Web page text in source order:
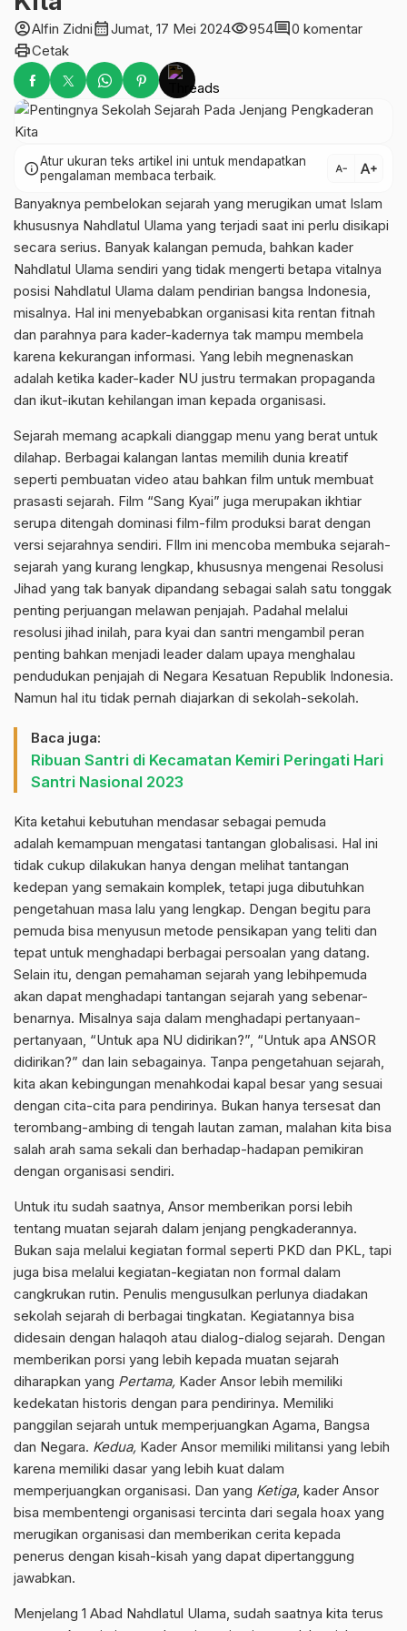
account_circleAlfin Zidnicalendar_monthJumat, 17 Mei 2024visibility954comment0 komentar
printCetak
infoAtur ukuran teks artikel ini untuk mendapatkan
pengalaman membaca terbaik.
text_decrease text_increase
Banyaknya pembelokan sejarah yang merugikan umat Islam
khususnya Nahdlatul Ulama yang terjadi saat ini perlu disikapi
secara serius. Banyak kalangan pemuda, bahkan kader
Nahdlatul Ulama sendiri yang tidak mengerti betapa vitalnya
posisi Nahdlatul Ulama dalam pendirian bangsa Indonesia,
misalnya. Hal ini menyebabkan organisasi kita rentan fitnah
dan parahnya para kader-kadernya tak mampu membela
karena kekurangan informasi. Yang lebih megnenaskan
adalah ketika kader-kader NU justru termakan propaganda
dan ikut-ikutan kehilangan iman kepada organisasi.
Sejarah memang acapkali dianggap menu yang berat untuk
dilahap. Berbagai kalangan lantas memilih dunia kreatif
seperti pembuatan video atau bahkan film untuk membuat
prasasti sejarah. Film “Sang Kyai” juga merupakan ikhtiar
serupa ditengah dominasi film-film produksi barat dengan
versi sejarahnya sendiri. FIlm ini mencoba membuka sejarah-
sejarah yang kurang lengkap, khususnya mengenai Resolusi
Jihad yang tak banyak dipandang sebagai salah satu tonggak
penting perjuangan melawan penjajah. Padahal melalui
resolusi jihad inilah, para kyai dan santri mengambil peran
penting bahkan menjadi leader dalam upaya menghalau
pendudukan penjajah di Negara Kesatuan Republik Indonesia.
Namun hal itu tidak pernah diajarkan di sekolah-sekolah.
Baca juga:
Ribuan Santri di Kecamatan Kemiri Peringati Hari
Santri Nasional 2023
Kita ketahui kebutuhan mendasar sebagai pemuda
adalah kemampuan mengatasi tantangan globalisasi. Hal ini
tidak cukup dilakukan hanya dengan melihat tantangan
kedepan yang semakain komplek, tetapi juga dibutuhkan
pengetahuan masa lalu yang lengkap. Dengan begitu para
pemuda bisa menyusun metode pensikapan yang teliti dan
tepat untuk menghadapi berbagai persoalan yang datang.
Selain itu, dengan pemahaman sejarah yang lebihpemuda
akan dapat menghadapi tantangan sejarah yang sebenar-
benarnya. Misalnya saja dalam menghadapi pertanyaan-
pertanyaan, “Untuk apa NU didirikan?”, “Untuk apa ANSOR
didirikan?” dan lain sebagainya. Tanpa pengetahuan sejarah,
kita akan kebingungan menahkodai kapal besar yang sesuai
dengan cita-cita para pendirinya. Bukan hanya tersesat dan
terombang-ambing di tengah lautan zaman, malahan kita bisa
salah arah sama sekali dan berhadap-hadapan pemikiran
dengan organisasi sendiri.
Untuk itu sudah saatnya, Ansor memberikan porsi lebih
tentang muatan sejarah dalam jenjang pengkaderannya.
Bukan saja melalui kegiatan formal seperti PKD dan PKL, tapi
juga bisa melalui kegiatan-kegiatan non formal dalam
cangkrukan rutin. Penulis mengusulkan perlunya diadakan
sekolah sejarah di berbagai tingkatan. Kegiatannya bisa
didesain dengan halaqoh atau dialog-dialog sejarah. Dengan
memberikan porsi yang lebih kepada muatan sejarah
diharapkan yang Pertama, Kader Ansor lebih memiliki
kedekatan historis dengan para pendirinya. Memiliki
panggilan sejarah untuk memperjuangkan Agama, Bangsa
dan Negara. Kedua, Kader Ansor memiliki militansi yang lebih
karena memiliki dasar yang lebih kuat dalam
memperjuangkan organisasi. Dan yang Ketiga, kader Ansor
bisa membentengi organisasi tercinta dari segala hoax yang
merugikan organisasi dan memberikan cerita kepada
penerus dengan kisah-kisah yang dapat dipertanggung
jawabkan.
Menjelang 1 Abad Nahdlatul Ulama, sudah saatnya kita terus